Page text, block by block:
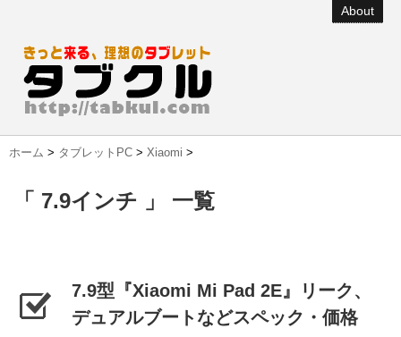
About
ホーム > タブレットPC > Xiaomi >
「 7.9インチ 」 一覧
7.9型『Xiaomi Mi Pad 2E』リーク、
デュアルブートなどスペック・価格